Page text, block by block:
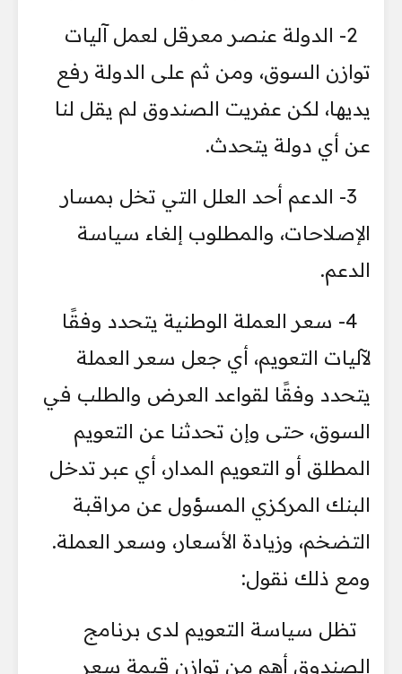
2- الدولة عنصر معرقل لعمل آليات
توازن السوق، ومن ثم على الدولة رفع
يديها، لكن عفريت الصندوق لم يقل لنا
عن أي دولة يتحدث.
3- الدعم أحد العلل التي تخل بمسار
الإصلاحات، والمطلوب إلغاء سياسة
الدعم.
4- سعر العملة الوطنية يتحدد وفقًا
لآليات التعويم، أي جعل سعر العملة
يتحدد وفقًا لقواعد العرض والطلب في
السوق، حتى وإن تحدثنا عن التعويم
المطلق أو التعويم المدار، أي عبر تدخل
البنك المركزي المسؤول عن مراقبة
التضخم، وزيادة الأسعار، وسعر العملة.
ومع ذلك نقول:
تظل سياسة التعويم لدى برنامج
الصندوق أهم من توازن قيمة سعر